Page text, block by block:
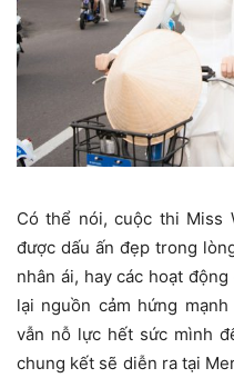
Có thể nói, cuộc thi Miss
được dấu ấn đẹp trong
nhân ái, hay các hoạt
lại nguồn cảm hứng
vẫn nỗ lực hết sức mình
chung kết sẽ diễn ra tại